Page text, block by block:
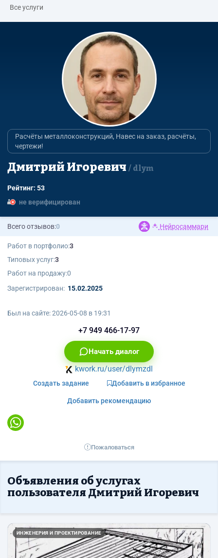
Все услуги
Расчёты металлоконструкций, Навес на заказ, расчёты,
чертежи!
Дмитрий Игоревич dlym
Рейтинг: 53
не верифицирован
Всего отзывов:0 Нейросаммари
Работ в портфолио:3
Типовых услуг:3
Работ на продажу:0
Зарегистрирован: 15.02.2025
Был на сайте:2026-05-08 в 19:31
+7 949 466-17-97
Начать диалог
kwork.ru/user/dlymzdl
Создать задание Добавить в избранное
Добавить рекомендацию
Пожаловаться
Объявления об услугах
пользователя Дмитрий Игоревич
ИНЖЕНЕРИЯ И ПРОЕКТИРОВАНИЕ
Назад